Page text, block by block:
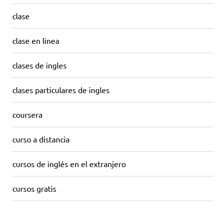
clase
clase en linea
clases de ingles
clases particulares de ingles
coursera
curso a distancia
cursos de inglés en el extranjero
cursos gratis